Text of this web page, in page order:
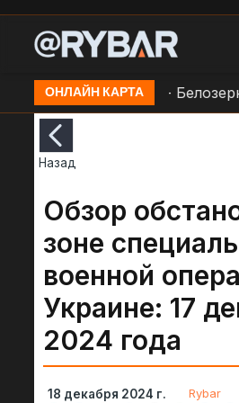
ОНЛАЙН КАРТА
- Водяное - Белозерка
Назад
Обзор
зоне
военной
Украине: 17
2024 года
18 декабря 2024 г. Rybar